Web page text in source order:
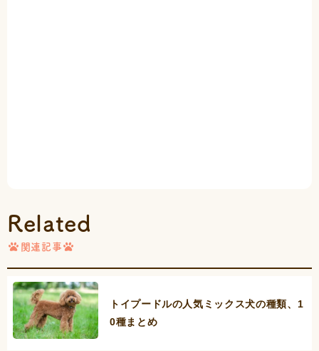
Related
関連記事
トイプードルの人気ミックス犬の種類、1
0種まとめ